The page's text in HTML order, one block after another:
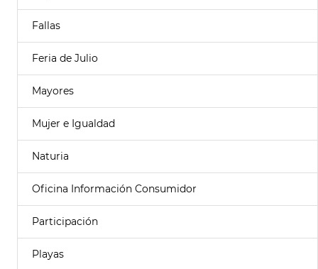
Fallas
Feria de Julio
Mayores
Mujer e Igualdad
Naturia
Oficina Información Consumidor
Participación
Playas